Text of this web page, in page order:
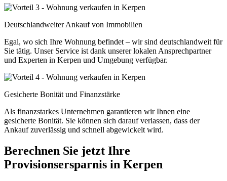
Deutschlandweiter Ankauf von Immobilien
Egal, wo sich Ihre Wohnung befindet – wir sind deutschlandweit für
Sie tätig. Unser Service ist dank unserer lokalen Ansprechpartner
und Experten in Kerpen und Umgebung verfügbar.
Gesicherte Bonität und Finanzstärke
Als finanzstarkes Unternehmen garantieren wir Ihnen eine
gesicherte Bonität. Sie können sich darauf verlassen, dass der
Ankauf zuverlässig und schnell abgewickelt wird.
Berechnen Sie jetzt Ihre
Provisionsersparnis in Kerpen